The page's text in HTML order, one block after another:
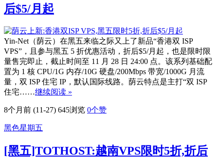
后$5/月起
Yin-Net（荫云）在黑五来临之际又上了新品“香港双 ISP
VPS”，且参与黑五 5 折优惠活动，折后$5/月起，也是限时限
量售完即止，截止时间至 11 月 28 日 24:00 点。该系列基础配
置为 1 核 CPU/1G 内存/10G 硬盘/200Mbps 带宽/1000G 月流
量，双 ISP 住宅 IP，默认国际线路。荫云特点是主打“双 ISP
住宅……继续阅读 »
8个月前 (11-27) 645浏览 0个赞
黑色星期五
[黑五]TOTHOST:越南VPS限时5折,折后